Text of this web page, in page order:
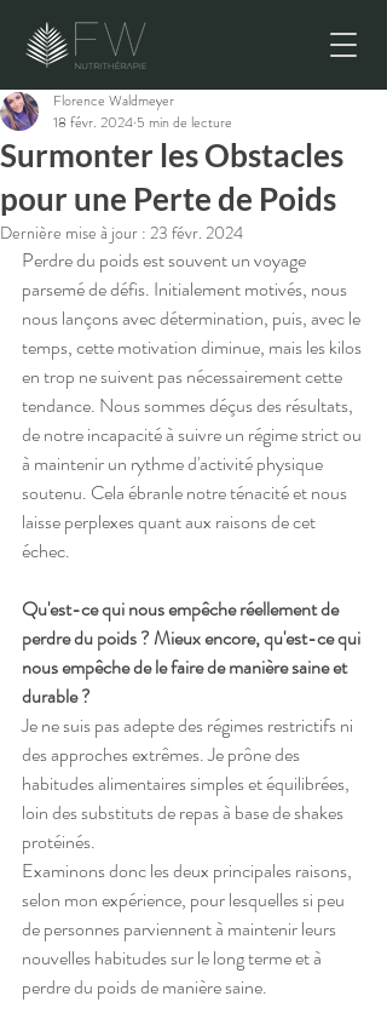
Surmonter les Obstacles
pour une Perte de Poids
Florence Waldmeyer
18 févr. 2024 5 min de lecture
Dernière mise à jour : 23 févr. 2024
Perdre du poids est souvent un voyage
parsemé de défis. Initialement motivés, nous
nous lançons avec détermination, puis, avec le
temps, cette motivation diminue, mais les kilos
en trop ne suivent pas nécessairement cette
tendance. Nous sommes déçus des résultats,
de notre incapacité à suivre un régime strict ou
à maintenir un rythme d'activité physique
soutenu. Cela ébranle notre ténacité et nous
laisse perplexes quant aux raisons de cet
échec.
Qu'est-ce qui nous empêche réellement de
perdre du poids ? Mieux encore, qu'est-ce qui
nous empêche de le faire de manière saine et
durable ?
Je ne suis pas adepte des régimes restrictifs ni
des approches extrêmes. Je prône des
habitudes alimentaires simples et équilibrées,
loin des substituts de repas à base de shakes
protéinés.
Examinons donc les deux principales raisons,
selon mon expérience, pour lesquelles si peu
de personnes parviennent à maintenir leurs
nouvelles habitudes sur le long terme et à
perdre du poids de manière saine.